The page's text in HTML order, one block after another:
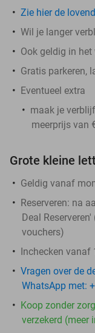
Zie hier de
Wil je langer
Ook geldig in het
Gratis parkeren,
Eventueel extra
maak je
meerprijs van
Grote kleine
Geldig vanaf
Reserveren: na
Deal
vouchers)
Inchecken vanaf
Vragen over de
WhatsApp met:
Koop zonder
verzekerd (meer